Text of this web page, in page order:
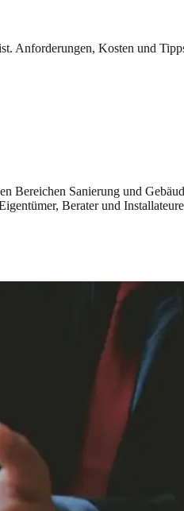
Anforderungen, Kosten und
Sanierung und
Berater und